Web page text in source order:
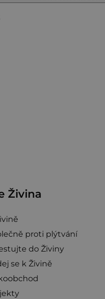
Živina
proti plýtvání
do Živiny
se k Živině